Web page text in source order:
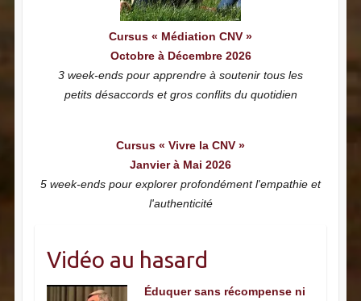
Cursus « Médiation CNV »
Octobre à Décembre 2026
3 week-ends pour apprendre à soutenir tous les
petits désaccords et gros conflits du quotidien
Cursus « Vivre la CNV »
Janvier à Mai 2026
5 week-ends pour explorer profondément l'empathie et
l'authenticité
Vidéo au hasard
Éduquer sans récompense ni